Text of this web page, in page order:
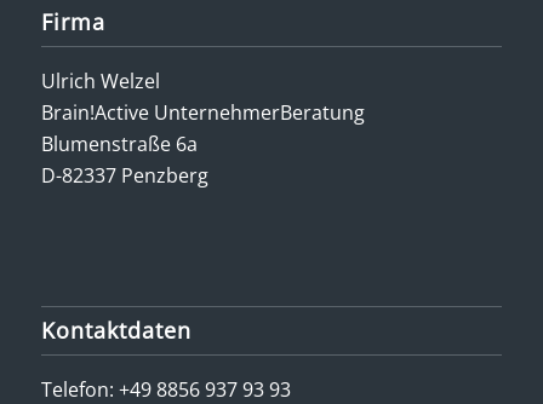
Firma
Ulrich Welzel
Brain!Active UnternehmerBeratung
Blumenstraße 6a
D-82337 Penzberg
Kontaktdaten
Telefon: +49 8856 937 93 93